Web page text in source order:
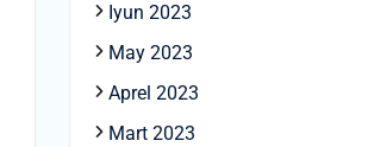
Iyun 2023
May 2023
Aprel 2023
Mart 2023